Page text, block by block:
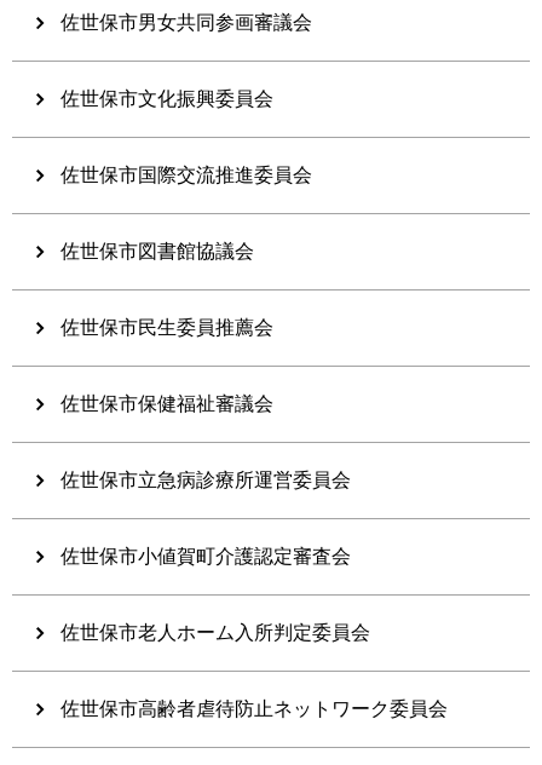
佐世保市男女共同参画審議会
佐世保市文化振興委員会
佐世保市国際交流推進委員会
佐世保市図書館協議会
佐世保市民生委員推薦会
佐世保市保健福祉審議会
佐世保市立急病診療所運営委員会
佐世保市小値賀町介護認定審査会
佐世保市老人ホーム入所判定委員会
佐世保市高齢者虐待防止ネットワーク委員会